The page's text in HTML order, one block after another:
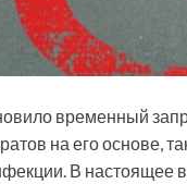
временный
на его основе,
В настоящее